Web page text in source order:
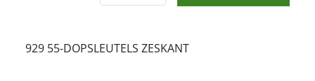
929 55-DOPSLEUTELS ZESKANT